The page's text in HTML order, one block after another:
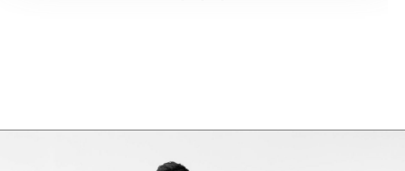
GASTRONOMIE